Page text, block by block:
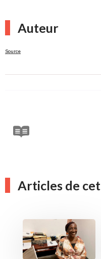
Auteur
Source
Articles de